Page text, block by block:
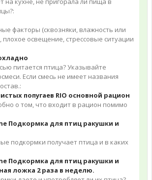
факторы (сквозняки, влажность или
плохое освещение, стрессовые ситуации
питается птица? Указывайте
Если смесь не имеет названия
попугаев RIO основной рацион
о том, что входит в рацион помимо
Подкормка для птиц ракушки и
подкормки получает птица и в каких
Подкормка для птиц ракушки и
ложка 2 раза в неделю.